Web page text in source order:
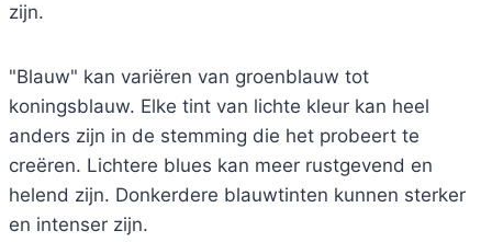
zijn.
"Blauw" kan variëren van groenblauw tot
koningsblauw. Elke tint van lichte kleur kan heel
anders zijn in de stemming die het probeert te
creëren. Lichtere blues kan meer rustgevend en
helend zijn. Donkerdere blauwtinten kunnen sterker
en intenser zijn.